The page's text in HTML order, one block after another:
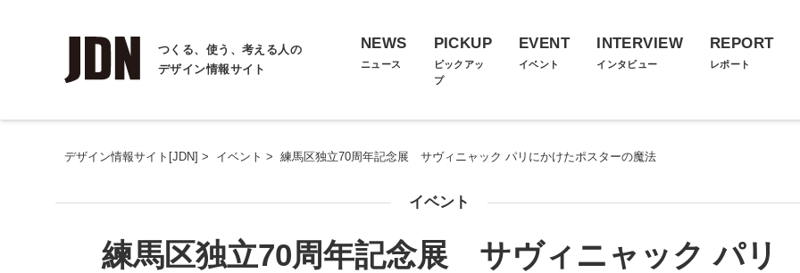
つくる、使う、考える人の
デザイン情報サイト
NEWS
ニュース
PICKUP
ピックアッ
プ
EVENT
イベント
INTERVIEW
インタビュー
REPORT
レポート
デザイン情報サイト[JDN] > イベント > 練馬区独立70周年記念展 サヴィニャック パリにかけたポスターの魔法
イベント
練馬区独立70周年記念展 サヴィニャック パリ